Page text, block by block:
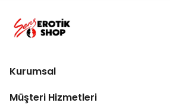
Kurumsal
Müşteri Hizmetleri